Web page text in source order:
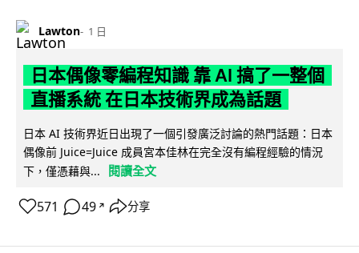
Lawton 1 日
日本偶像零編程知識 靠 AI 搞了一整個
直播系統 在日本技術界成為話題
日本 AI 技術界近日出現了一個引發廣泛討論的熱門話題：日本
偶像前 Juice=Juice 成員宮本佳林在完全沒有編程經驗的情況
下，僅憑藉與...
閱讀全文
571 49 ↗ 分享